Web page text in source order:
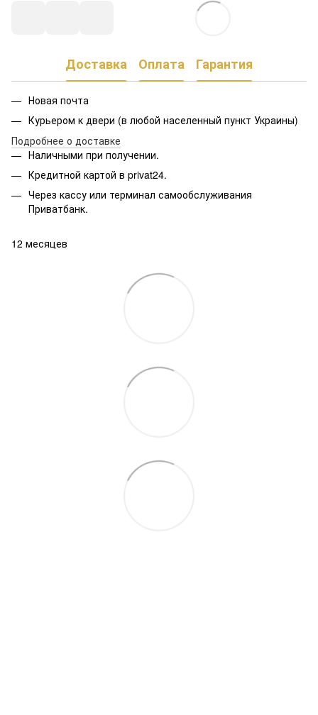
Доставка Оплата Гарантия
Новая почта
Курьером к двери (в любой населенный пункт Украины)
Подробнее о доставке
Наличными при получении.
Кредитной картой в privat24.
Через кассу или терминал самообслуживания
Приватбанк.
12 месяцев